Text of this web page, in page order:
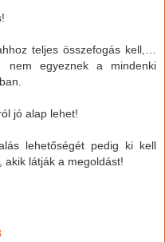
teljes összefogás kell,…
nem egyeznek a mindenki
jó alap lehet!
lehetőségét pedig ki kell
látják a megoldást!